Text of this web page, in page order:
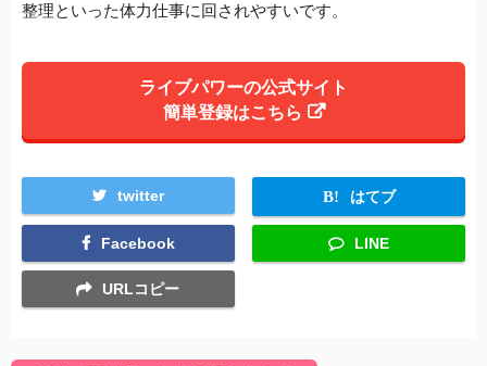
整理といった体力仕事に回されやすいです。
ライブパワーの公式サイト
簡単登録はこちら
twitter はてブ
Facebook LINE
URLコピー